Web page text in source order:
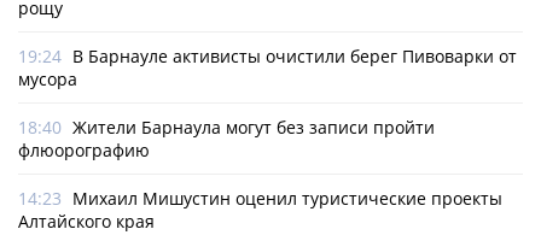
рощу
19:24 В Барнауле активисты очистили берег Пивоварки от
мусора
18:40 Жители Барнаула могут без записи пройти
флюорографию
14:23 Михаил Мишустин оценил туристические проекты
Алтайского края